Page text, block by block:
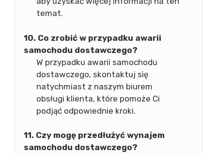
temat.
10. Co zrobić w przypadku awarii
samochodu dostawczego?
W przypadku awarii samochodu
dostawczego, skontaktuj się
natychmiast z naszym biurem
obsługi klienta, które pomoże Ci
podjąć odpowiednie kroki.
11. Czy mogę przedłużyć wynajem
samochodu dostawczego?